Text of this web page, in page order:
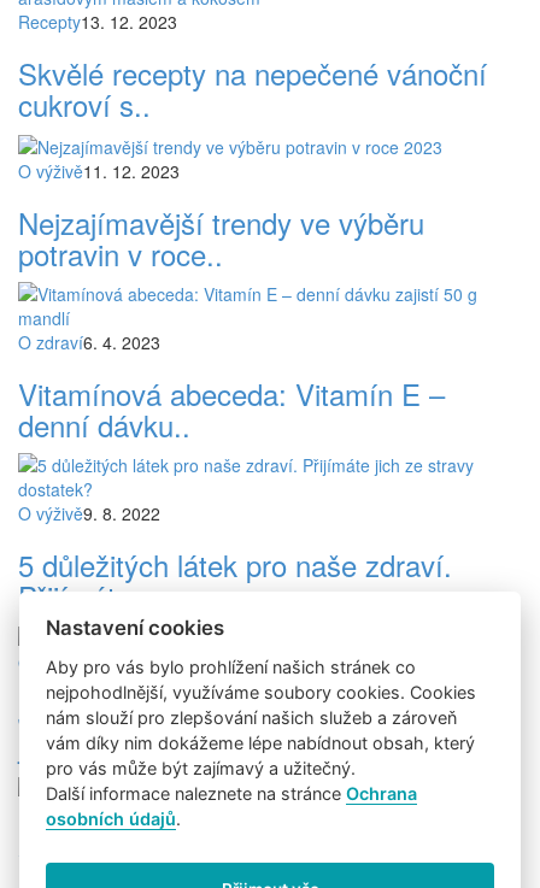
Recepty13. 12. 2023
Skvělé recepty na nepečené vánoční
cukroví s..
O výživě11. 12. 2023
Nejzajímavější trendy ve výběru
potravin v roce..
O zdraví6. 4. 2023
Vitamínová abeceda: Vitamín E –
denní dávku..
O výživě9. 8. 2022
5 důležitých látek pro naše zdraví.
Přijímáte..
O výživě 2. 5. 2022
Jste bez energie? Zaměřte se na to, co
jíte
Recepty6. 4. 2022
Vejce ala burger
Nastavení cookies
Aby pro vás bylo prohlížení našich stránek co
nejpohodlnější, využíváme soubory cookies. Cookies
nám slouží pro zlepšování našich služeb a zároveň
vám díky nim dokážeme lépe nabídnout obsah, který
pro vás může být zajímavý a užitečný.
Další informace naleznete na stránceOchrana
osobních údajů.